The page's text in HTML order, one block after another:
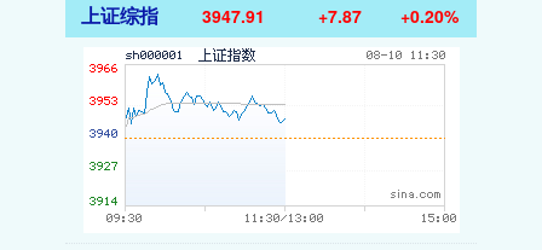
上证综指 3947.91 +7.87 +0.20%